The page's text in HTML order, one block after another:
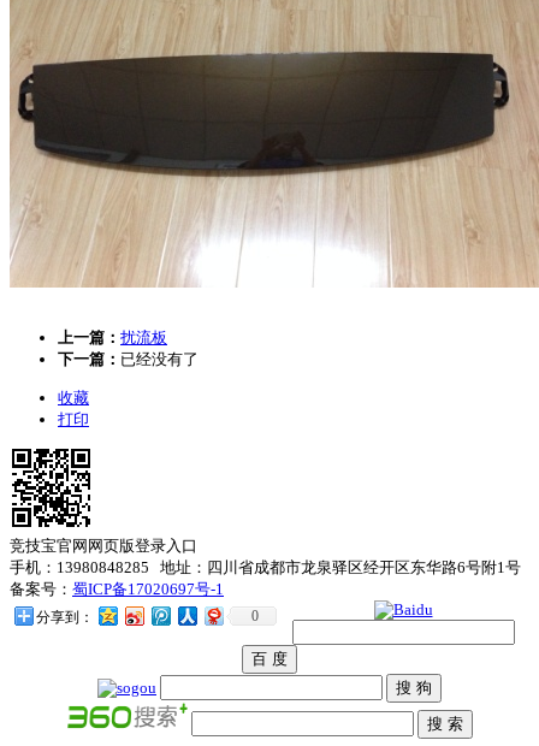
上一篇： 扰流板
下一篇： 已经没有了
收藏
打印
竞技宝官网网页版登录入口
手机：13980848285 地址：四川省成都市龙泉驿区经开区东华路6号附1号
备案号： 蜀ICP备17020697号-1
分享到： 0